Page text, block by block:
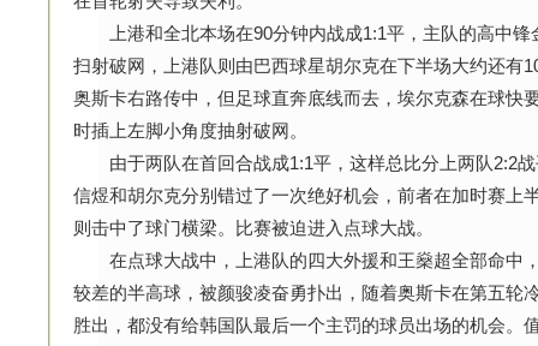
上港和全北本场在90分钟内战成1:1平，主队的高中锋
扫射破网，上港队则由巴西球星胡尔克在下半场大约还有
奥斯卡右路传中，但足球直奔底线而去，埃尔克森在球快
时插上左脚小角度抽射破网。
由于两队在首回合战成1:1平，这样总比分上两队2:2战
信煜和胡尔克分别错过了一次绝好机会，前者在加时赛上
则击中了球门横梁。比赛被迫进入点球大战。
在点球大战中，上港队的四大外援和王燊超全部命中
较差的半高球，被颜骏凌奋勇扑出，随着奥斯卡在第五轮
胜出，都没有给韩国队最后一个主罚的球员出场的机会。